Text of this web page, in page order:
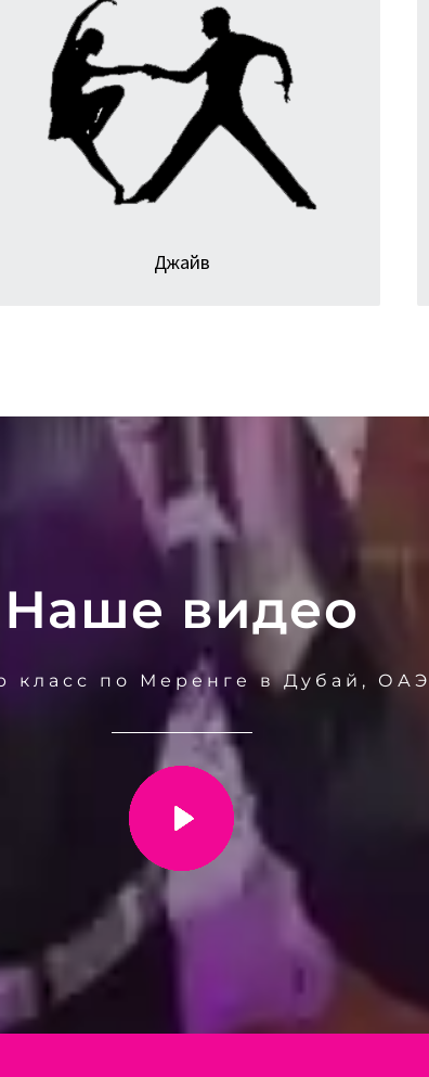
Джайв
Джайв иногда называют Six-Step Rock’n’Roll.
Джайв — очень быстрый, энергозатратный танец.
Это танец, полный прыжков и экспрессии.
Наше видео
класс по Меренге в Дубай,